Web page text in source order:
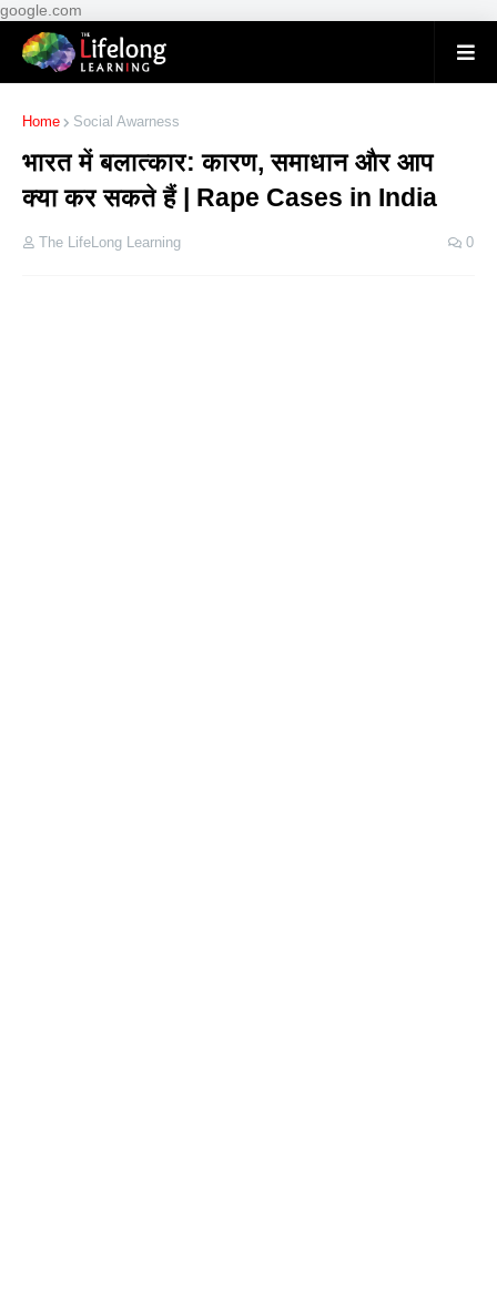
google.com
Home Social Awarness
भारत में बलात्कार: कारण, समाधान और आप
क्या कर सकते हैं | Rape Cases in India
The LifeLong Learning 0